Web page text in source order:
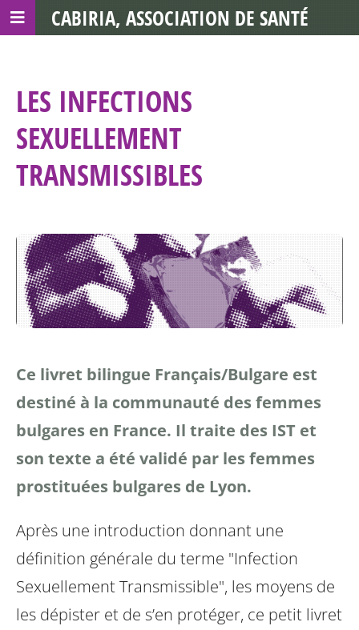
LES INFECTIONS
SEXUELLEMENT
TRANSMISSIBLES
Ce livret bilingue Français/Bulgare est
destiné à la communauté des femmes
bulgares en France. Il traite des IST et
son texte a été validé par les femmes
prostituées bulgares de Lyon.
Après une introduction donnant une
définition générale du terme "Infection
Sexuellement Transmissible", les moyens de
les dépister et de s’en protéger, ce petit livret
CABIRIA, ASSOCIATION DE SANTÉ